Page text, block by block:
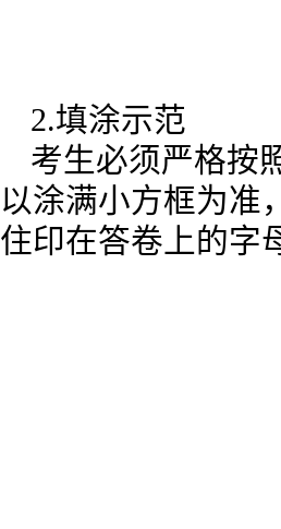
2.填涂示范
考生必须严格按
以涂满小方框为准
住印在答卷上的字